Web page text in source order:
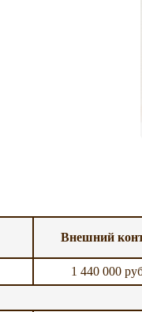
Внешний
1 440 000